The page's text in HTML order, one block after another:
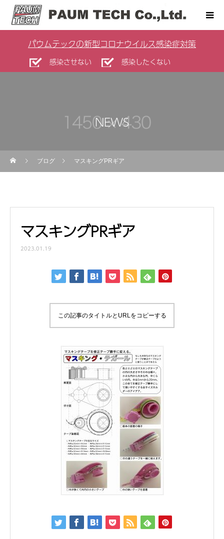
パウムテックの新型コロナウイルス感染症対策
感染させない 感染したくない
NEWS
ブログ マスキングPRギア
マスキングPRギア
2023.01.19
この記事のタイトルとURLをコピーする